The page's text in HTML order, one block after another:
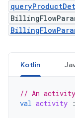
Kotlin
// An activity
val activity :